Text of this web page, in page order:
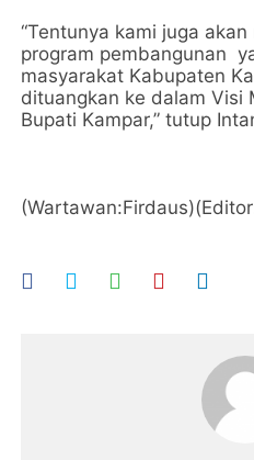
“Tentunya kami juga
program pembangunan
masyarakat Kabupaten
dituangkan ke dalam Visi
Bupati Kampar,” tutup